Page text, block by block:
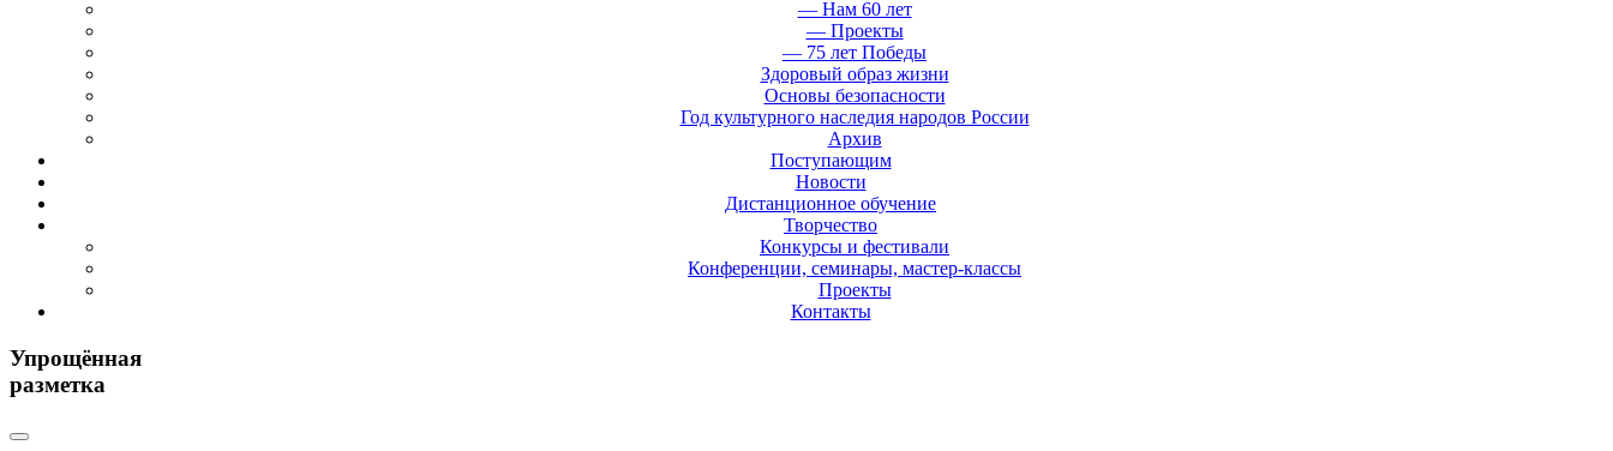
— Нам 60 лет
— Проекты
— 75 лет Победы
Здоровый образ жизни
Основы безопасности
Год культурного наследия народов России
Архив
Поступающим
Новости
Дистанционное обучение
Творчество
Конкурсы и фестивали
Конференции, семинары, мастер-классы
Проекты
Контакты
Упрощённая
разметка